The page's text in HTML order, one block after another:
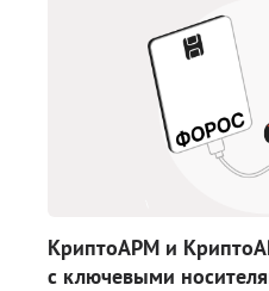
КриптоАРМ и
с ключевыми